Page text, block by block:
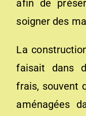
afin de
soigner des
La
faisait dans
frais, souvent
aménagées